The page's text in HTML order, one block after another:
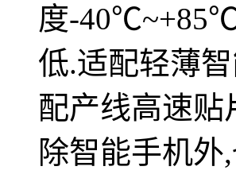
度-
低.适配轻薄
配产线高速贴
除智能手机